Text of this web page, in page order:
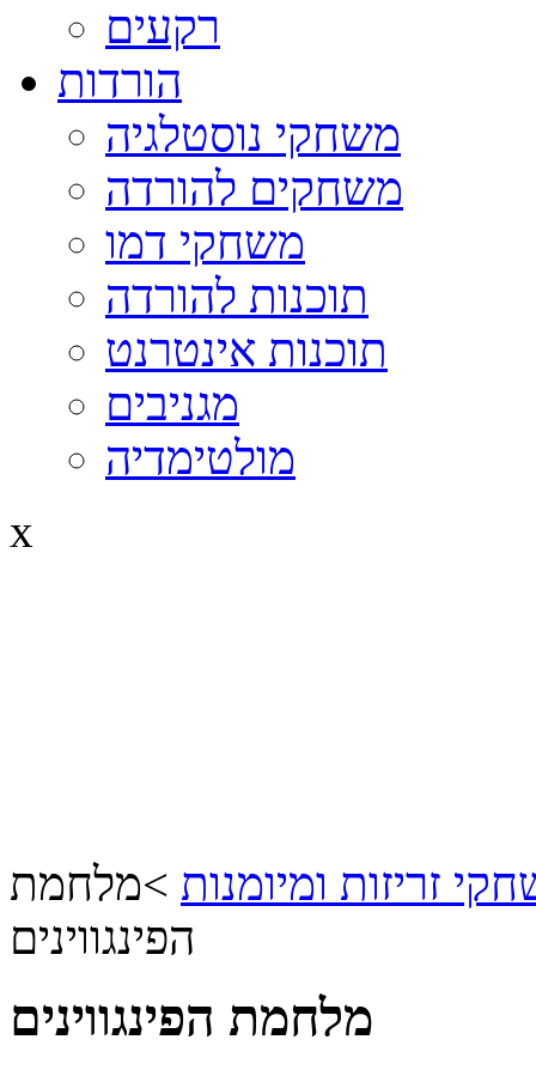
רקעים
הורדות
משחקי נוסטלגיה
משחקים להורדה
משחקי דמו
תוכנות להורדה
תוכנות אינטרנט
מגניבים
מולטימדיה
x
זריזות ומיומנות >מלחמת
הפינגווינים
מלחמת הפינגווינים